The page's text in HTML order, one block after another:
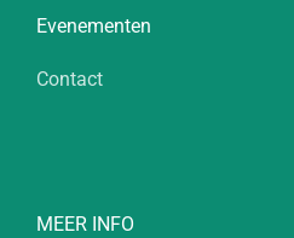
Evenementen
Contact
MEER INFO